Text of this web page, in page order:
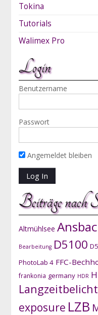
Tokina
Tutorials
Walimex Pro
Login
Benutzername
Passwort
Angemeldet bleiben
Beiträge nach
Altmühlsee
Bearbeitung D5100
PhotoLab 4 FFC-
frankonia germany HDR
exposure LZB